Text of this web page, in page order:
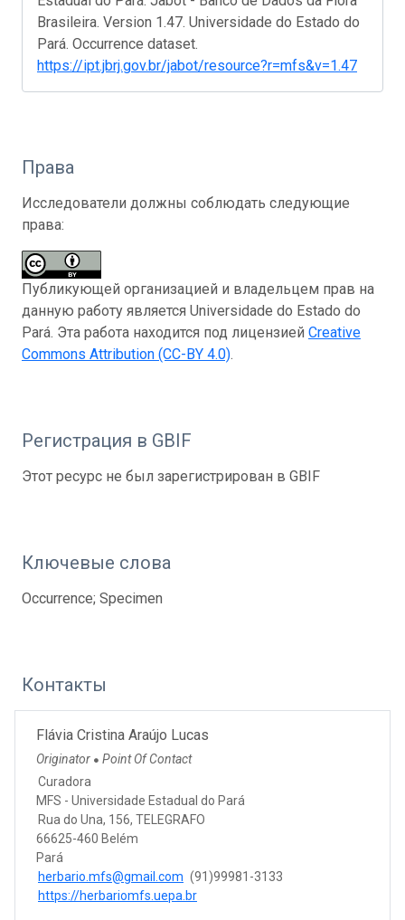
Brasileira. Version 1.47. Universidade do Estado do
Pará. Occurrence dataset.
https://ipt.jbrj.gov.br/jabot/resource?r=mfs&v=1.47
Права
Исследователи должны соблюдать следующие
права:
Публикующей организацией и владельцем прав на
данную работу является Universidade do Estado do
Pará. Эта работа находится под лицензией Creative
Commons Attribution (CC-BY 4.0).
Регистрация в GBIF
Этот ресурс не был зарегистрирован в GBIF
Ключевые слова
Occurrence; Specimen
Контакты
Flávia Cristina Araújo Lucas
Originator ● Point Of Contact
Curadora
MFS - Universidade Estadual do Pará
Rua do Una, 156, TELEGRAFO
66625-460 Belém
Pará
herbario.mfs@gmail.com (91)99981-3133
https://herbariomfs.uepa.br